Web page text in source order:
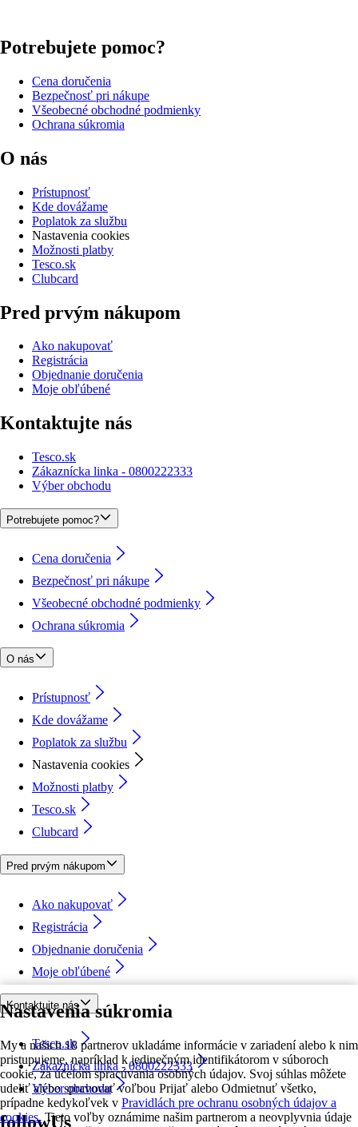
Nastavenia súkromia
My a našich 18 partnerov ukladáme informácie v zariadení alebo k nim
pristupujeme, napríklad k jedinečným identifikátorom v súboroch
cookie, za účelom spracúvania osobných údajov. Svoj súhlas môžete
udeliť alebo spravovať voľbou Prijať alebo Odmietnuť všetko,
prípadne kedykoľvek v Pravidlách pre ochranu osobných údajov a
cookies. Tieto voľby oznámime našim partnerom a neovplyvnia údaje
Potrebujete pomoc?
Cena doručenia
Bezpečnosť pri nákupe
Všeobecné obchodné podmienky
Ochrana súkromia
O nás
Prístupnosť
Kde dovážame
Poplatok za službu
Nastavenia cookies
Možnosti platby
Tesco.sk
Clubcard
Pred prvým nákupom
Ako nakupovať
Registrácia
Objednanie doručenia
Moje obľúbené
Kontaktujte nás
Tesco.sk
Zákaznícka linka - 0800222333
Výber obchodu
Potrebujete pomoc?
Cena doručenia
Bezpečnosť pri nákupe
Všeobecné obchodné podmienky
Ochrana súkromia
O nás
Prístupnosť
Kde dovážame
Poplatok za službu
Nastavenia cookies
Možnosti platby
Tesco.sk
Clubcard
Pred prvým nákupom
Ako nakupovať
Registrácia
Objednanie doručenia
Moje obľúbené
Kontaktujte nás
Tesco.sk
Zákaznícka linka - 0800222333
Výber obchodu
followUs